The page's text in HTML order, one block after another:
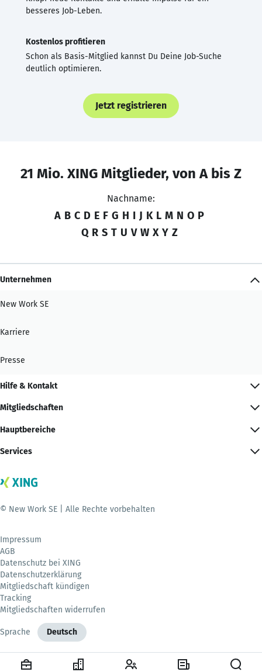
besseres Job-Leben.
Kostenlos profitieren
Schon als Basis-Mitglied kannst Du Deine Job-Suche
deutlich optimieren.
Jetzt registrieren
21 Mio. XING Mitglieder, von A bis Z
Nachname:
A B C D E F G H I J K L M N O P
Q R S T U V W X Y Z
Unternehmen
New Work SE
Karriere
Presse
Hilfe & Kontakt
Mitgliedschaften
Hauptbereiche
Services
© New Work SE | Alle Rechte vorbehalten
Impressum
AGB
Datenschutz bei XING
Datenschutzerklärung
Mitgliedschaft kündigen
Tracking
Mitgliedschaften widerrufen
Sprache Deutsch